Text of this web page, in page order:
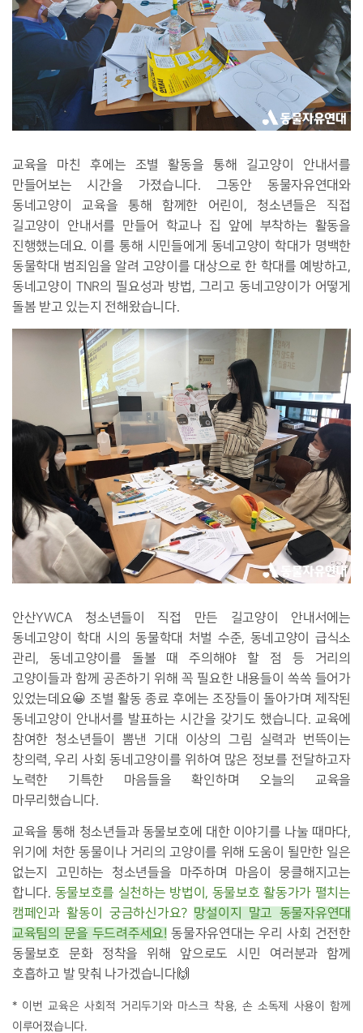
교육을 마친 후에는 조별 활동을 통해 길고양이 안내서를
만들어보는 시간을 가졌습니다. 그동안 동물자유연대와
동네고양이 교육을 통해 함께한 어린이, 청소년들은 직접
길고양이 안내서를 만들어 학교나 집 앞에 부착하는 활동을
진행했는데요. 이를 통해 시민들에게 동네고양이 학대가 명백한
동물학대 범죄임을 알려 고양이를 대상으로 한 학대를 예방하고,
동네고양이 TNR의 필요성과 방법, 그리고 동네고양이가 어떻게
돌봄 받고 있는지 전해왔습니다.
안산YWCA 청소년들이 직접 만든 길고양이 안내서에는
동네고양이 학대 시의 동물학대 처벌 수준, 동네고양이 급식소
관리, 동네고양이를 돌볼 때 주의해야 할 점 등 거리의
고양이들과 함께 공존하기 위해 꼭 필요한 내용들이 쏙쏙 들어가
있었는데요😀 조별 활동 종료 후에는 조장들이 돌아가며 제작된
동네고양이 안내서를 발표하는 시간을 갖기도 했습니다. 교육에
참여한 청소년들이 뽐낸 기대 이상의 그림 실력과 번뜩이는
창의력, 우리 사회 동네고양이를 위 하여 많은 정보를 전달하고자
노력한 기특한 마음들을 확인하며 오늘의 교육을
마무리했습니다.
교육을 통해 청소년들과 동물보호에 대한 이야기를 나눌 때마다,
위기에 처한 동물이나 거리의 고양이를 위해 도움이 될만한 일은
없는지 고민하는 청소년들을 마주하며 마음이 뭉클해지고는
합니다. 동물보호를 실천하는 방법이, 동물보호 활동가가 펼치는
캠페인과 활동이 궁금하신가요? 망설이지 말고 동물자유연대
교육팀의 문을 두드려주세요! 동물자유연대는 우리 사회 건전한
동물보호 문화 정착을 위해 앞으로도 시민 여러분과 함께
호흡하고 발 맞춰 나가겠습니다🙌
* 이번 교육은 사회적 거리두기와 마스크 착용, 손 소독제 사용이 함께
이루어졌습니다.